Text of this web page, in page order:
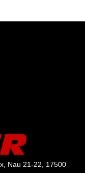
Nau 21-22, 17500